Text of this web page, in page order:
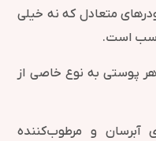
متعادل که نه خیلی
است.
پوستی به نوع خاصی از
و مرطوب‌کننده